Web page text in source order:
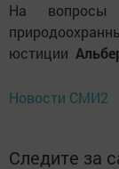
На вопросы
юстиции
Новости СМИ2
Следите за